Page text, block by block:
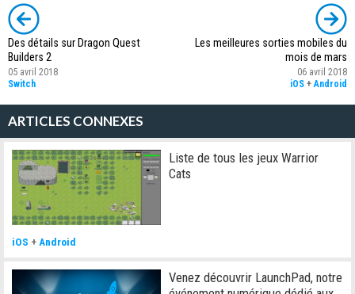
Des détails sur Dragon Quest
Builders 2
05 avril 2018
Switch
Les meilleures sorties mobiles du
mois de mars
06 avril 2018
iOS +Android
ARTICLES CONNEXES
Liste de tous les jeux Warrior
Cats
iOS + Android
Venez découvrir LaunchPad, notre